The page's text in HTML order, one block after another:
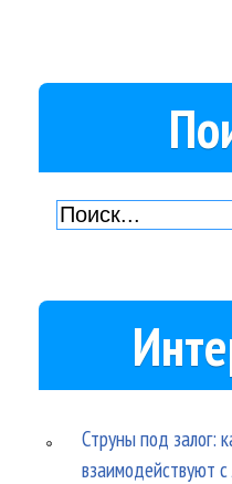
Струны под залог:
взаимодействуют